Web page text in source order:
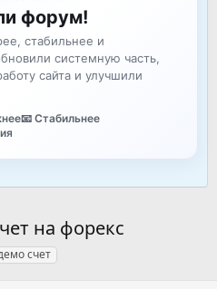
форум!
стабильнее и
системную часть,
сайта и улучшили
📧 Стабильнее
на форекс
счет